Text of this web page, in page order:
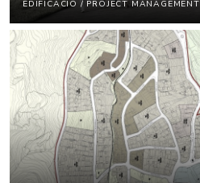
EDIFICACIÓ / PROJECT MANAGEMENT